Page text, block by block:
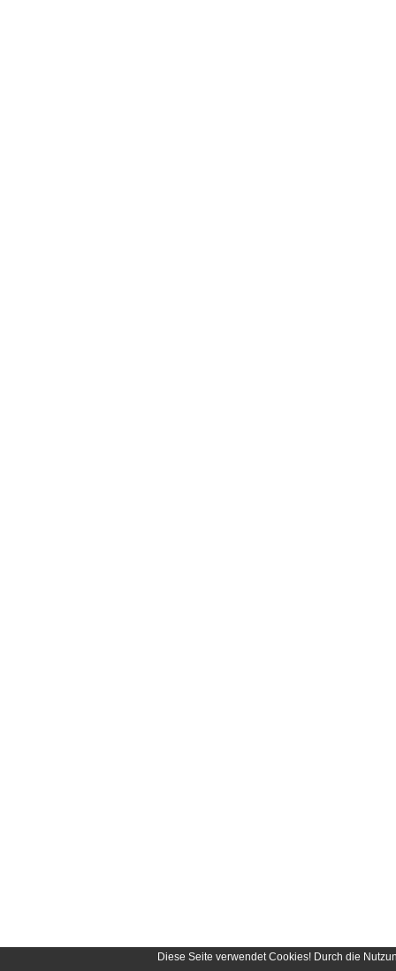
Diese Seite verwendet Cookies! Durch die